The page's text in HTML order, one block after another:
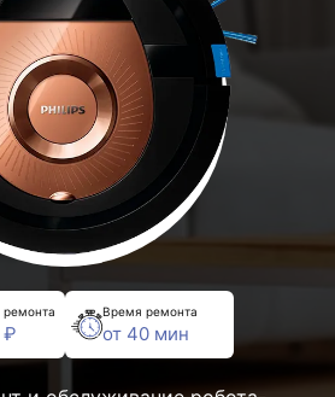
ремонта
₽
Время ремонта
от 40 мин